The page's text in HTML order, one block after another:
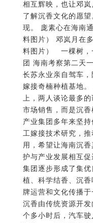
相互辉映，也让邓
了解沉香文化的愿
现。 庞素心在海南
料图片） 邓岚月在
料图片） 一棵树
团 海南考察第二天
长苏永业亲自驾车
嫁接奇楠种植基地
上，两人谈论最多
市场销售，而是沉
产业集团多年来坚
工嫁接技术研究，
用，希望让海南沉
护与产业发展相互
集团逐步形成了集
植、科学结香、沉
牌运营和文化传播
沉香由传统资源开
个多小时后，汽车驶